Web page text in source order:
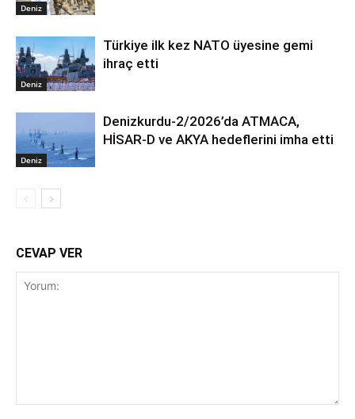
Deniz
Deniz
Türkiye ilk kez NATO üyesine gemi
ihraç etti
Deniz
Denizkurdu-2/2026’da ATMACA,
HİSAR-D ve AKYA hedeflerini imha etti
CEVAP VER